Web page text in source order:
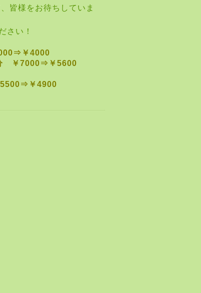
皆様をお待ちしていま
さい！
￥4000
分 ￥7000⇒￥5600
5500⇒￥4900